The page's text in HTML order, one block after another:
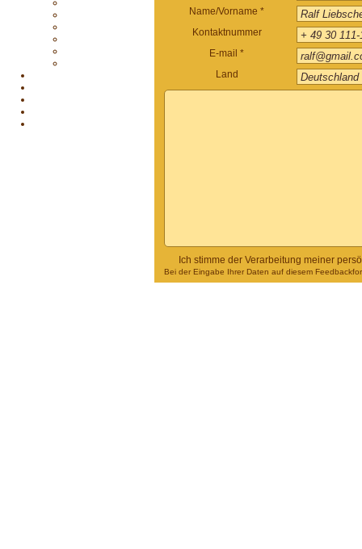
Name/Vorname *
Kontaktnummer
E-mail *
Land
Ich stimme der Verarbeitung meiner
Bei der Eingabe Ihrer Daten auf diesem